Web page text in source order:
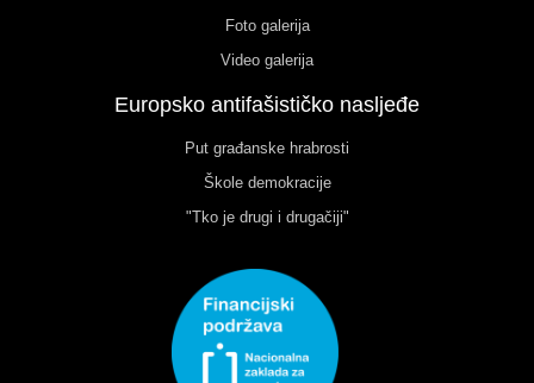
Foto galerija
Video galerija
Europsko antifašističko nasljeđe
Put građanske hrabrosti
Škole demokracije
"Tko je drugi i drugačiji"